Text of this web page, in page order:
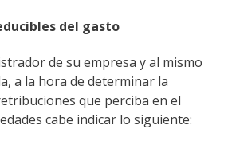
del gasto
de su empresa y al mismo
a la hora de determinar la
que perciba en el
cabe indicar lo siguiente: